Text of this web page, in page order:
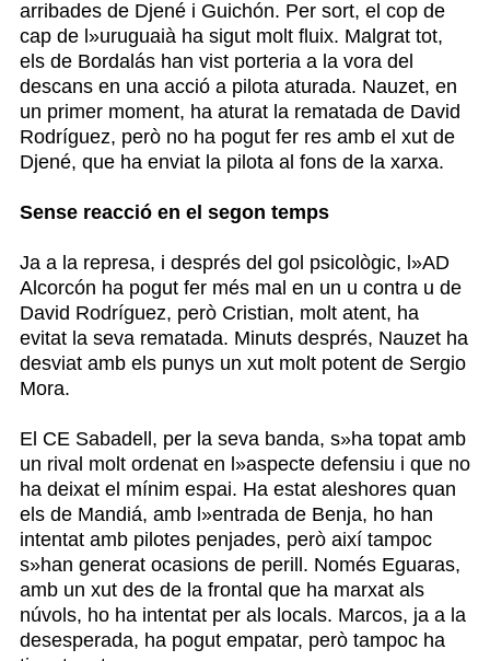
arribades de Djené i Guichón. Per sort, el cop de
cap de l»uruguaià ha sigut molt fluix. Malgrat tot,
els de Bordalás han vist porteria a la vora del
descans en una acció a pilota aturada. Nauzet, en
un primer moment, ha aturat la rematada de David
Rodríguez, però no ha pogut fer res amb el xut de
Djené, que ha enviat la pilota al fons de la xarxa.
Sense reacció en el segon temps
Ja a la represa, i després del gol psicològic, l»AD
Alcorcón ha pogut fer més mal en un u contra u de
David Rodríguez, però Cristian, molt atent, ha
evitat la seva rematada. Minuts després, Nauzet ha
desviat amb els punys un xut molt potent de Sergio
Mora.
El CE Sabadell, per la seva banda, s»ha topat amb
un rival molt ordenat en l»aspecte defensiu i que no
ha deixat el mínim espai. Ha estat aleshores quan
els de Mandiá, amb l»entrada de Benja, ho han
intentat amb pilotes penjades, però així tampoc
s»han generat ocasions de perill. Només Eguaras,
amb un xut des de la frontal que ha marxat als
núvols, ho ha intentat per als locals. Marcos, ja a la
desesperada, ha pogut empatar, però tampoc ha